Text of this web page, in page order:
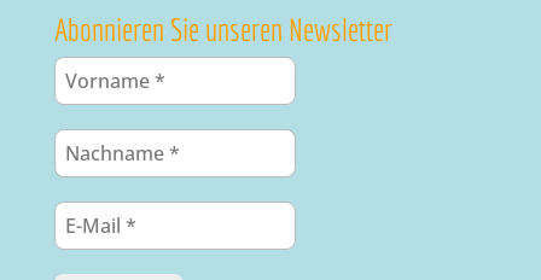
Abonnieren Sie unseren Newsletter